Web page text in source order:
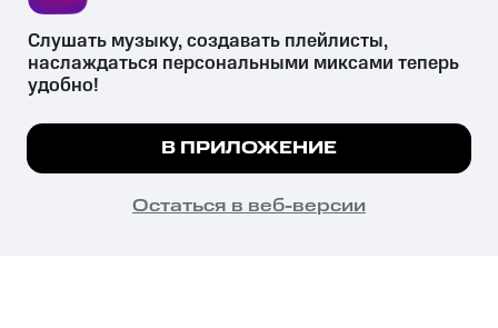
психотропных веществ, их аналогов причиняет вред здоровью,
их незаконный оборот запрещён и влечёт установленную
законодательством ответственность.
© 2026 ООО «КИОН».
Все права защищены
Мы используем куки, чтобы на сайте все
Подробнее
ПОНЯТНО
Слушать музыку, создавать плейлисты,
наслаждаться персональными миксами теперь
удобно!
В ПРИЛОЖЕНИЕ
Остаться в веб-версии